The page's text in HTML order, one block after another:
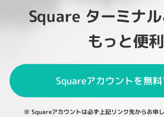
Square ターミナ
もっと便
Squareアカウントを無
※ Squareアカウントは必ず上記リンク先からお申